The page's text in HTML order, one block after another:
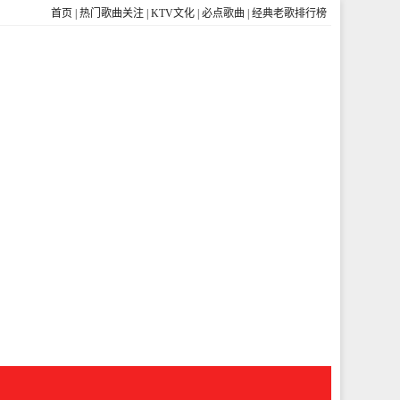
首页 热门歌曲关注 KTV文化 必点歌曲 经典老歌排行榜